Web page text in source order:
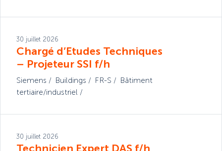
30 juillet 2026
Chargé d’Etudes Techniques
– Projeteur SSI f/h
Siemens Buildings FR-S
Bâtiment
tertiaire/industriel
30 juillet 2026
Technicien Expert DAS f/h